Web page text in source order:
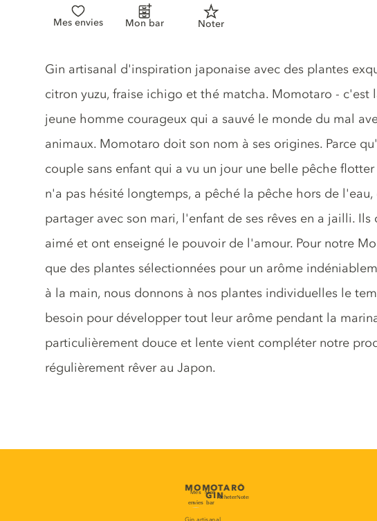
Mes envies Mon bar Noter
Description du gin
Gin artisanal d'inspiration japonaise avec des plantes
citron yuzu, fraise ichigo et thé matcha. Momotaro - c'est
jeune homme courageux qui a sauvé le monde du mal
animaux. Momotaro doit son nom à ses origines. Parce
couple sans enfant qui a vu un jour une belle pêche
n'a pas hésité longtemps, a pêché la pêche hors de
partager avec son mari, l'enfant de ses rêves en a jailli.
aimé et ont enseigné le pouvoir de l'amour. Pour notre
que des plantes sélectionnées pour un arôme
à la main, nous donnons à nos plantes individuelles le
besoin pour développer tout leur arôme pendant la
particulièrement douce et lente vient compléter notre
régulièrement rêver au Japon.